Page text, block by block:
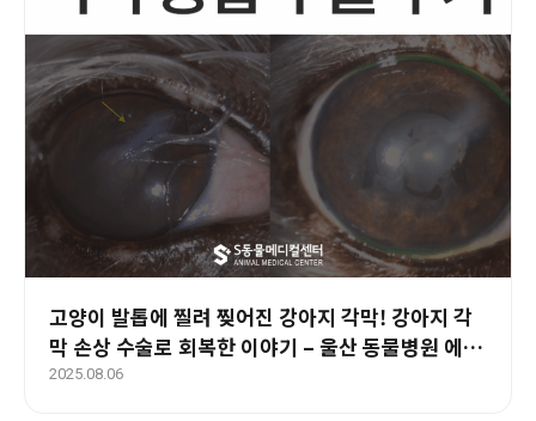
고양이 발톱에 찔려 찢어진 강아지 각막! 강아지 각
막 손상 수술로 회복한 이야기 – 울산 동물병원 에스
동물메디컬센터
2025.08.06